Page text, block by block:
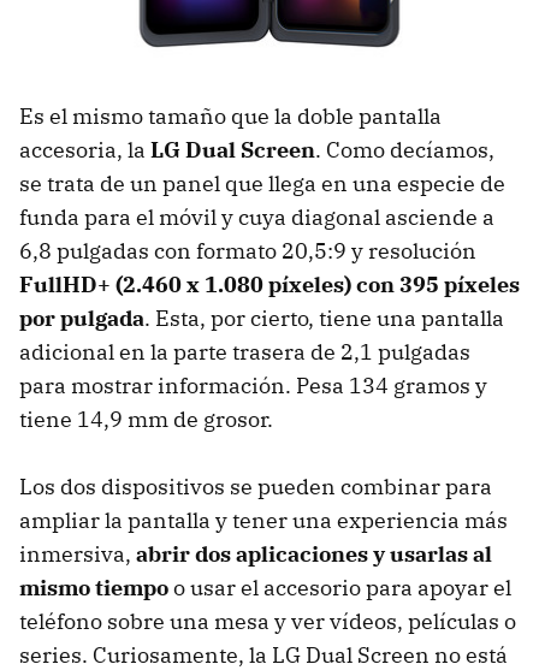
Es el mismo tamaño que la doble pantalla
accesoria, la LG Dual Screen. Como decíamos,
se trata de un panel que llega en una especie de
funda para el móvil y cuya diagonal asciende a
6,8 pulgadas con formato 20,5:9 y resolución
FullHD+ (2.460 x 1.080 píxeles) con 395 píxeles
por pulgada. Esta, por cierto, tiene una pantalla
adicional en la parte trasera de 2,1 pulgadas
para mostrar información. Pesa 134 gramos y
tiene 14,9 mm de grosor.
Los dos dispositivos se pueden combinar para
ampliar la pantalla y tener una experiencia más
inmersiva, abrir dos aplicaciones y usarlas al
mismo tiempoo usar el accesorio para apoyar el
teléfono sobre una mesa y ver vídeos, películas o
series. Curiosamente, la LG Dual Screen no está